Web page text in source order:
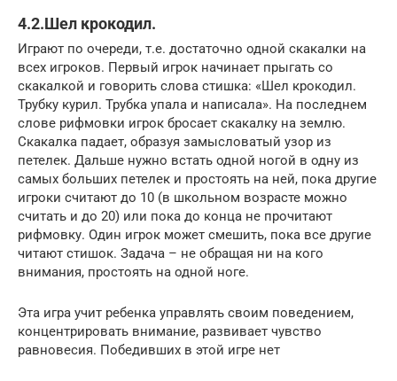
4.2.Шел крокодил.
Играют по очереди, т.е. достаточно одной скакалки на
всех игроков. Первый игрок начинает прыгать со
скакалкой и говорить слова стишка: «Шел крокодил.
Трубку курил. Трубка упала и написала». На последнем
слове рифмовки игрок бросает скакалку на землю.
Скакалка падает, образуя замысловатый узор из
петелек. Дальше нужно встать одной ногой в одну из
самых больших петелек и простоять на ней, пока другие
игроки считают до 10 (в школьном возрасте можно
считать и до 20) или пока до конца не прочитают
рифмовку. Один игрок может смешить, пока все другие
читают стишок. Задача – не обращая ни на кого
внимания, простоять на одной ноге.
Эта игра учит ребенка управлять своим поведением,
концентрировать внимание, развивает чувство
равновесия. Победивших в этой игре нет